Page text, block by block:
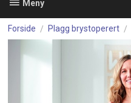
Meny
Forside Plagg brystoperert